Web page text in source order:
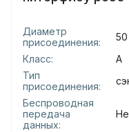
Диаметр
присоединения:
50
Класс:
А
Тип
присоединения:
Беспроводная
передача
данных: